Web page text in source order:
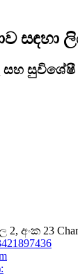
සඳහා
අංක 23